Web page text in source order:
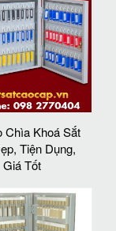
Chìa Khoá Sắt
Tiện Dụng,
Giá Tốt